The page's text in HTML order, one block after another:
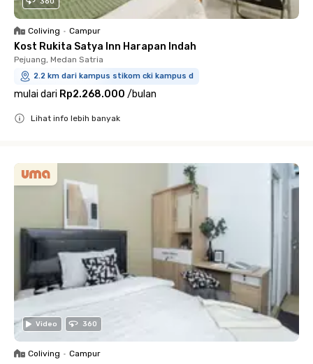
Coliving • Campur
Kost Rukita Satya Inn Harapan Indah
Pejuang, Medan Satria
2.2 km dari kampus stikom cki kampus d
mulai dari Rp2.268.000 /bulan
Lihat info lebih banyak
Video 360
Coliving • Campur